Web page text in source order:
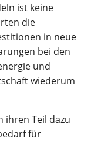
ist keine
die
in neue
bei den
und
wiederum
ihren Teil dazu
für